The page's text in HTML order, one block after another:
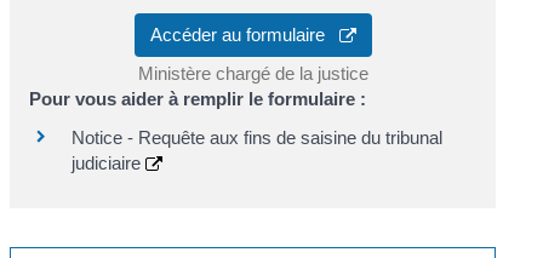
Accéder au formulaire
Ministère chargé de la justice
Pour vous aider à remplir le formulaire :
Notice - Requête aux fins de saisine du tribunal
judiciaire